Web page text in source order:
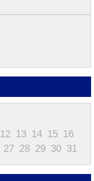
12 13 14 15 16
27 28 29 30 31